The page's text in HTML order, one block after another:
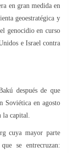
en gran medida en
geoestratégica y
el genocidio en curso
e Israel contra
después de que
Soviética en agosto
capital.
cuya mayor parte
se entrecruzan: